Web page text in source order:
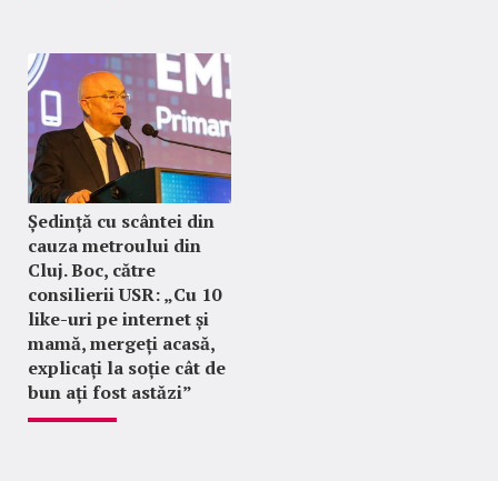
Ședință cu scântei din
cauza metroului din
Cluj. Boc, către
consilierii USR: „Cu 10
like-uri pe internet și
mamă, mergeți acasă,
explicați la soție cât de
bun ați fost astăzi”